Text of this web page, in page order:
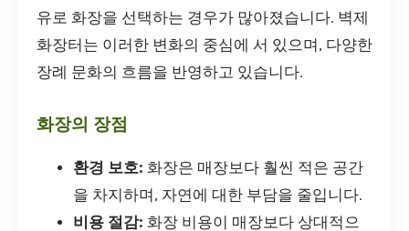
유로 화장을 선택하는 경우가 많아졌습니다. 벽제
화장터는 이러한 변화의 중심에 서 있으며, 다양한
장례 문화의 흐름을 반영하고 있습니다.
화장의 장점
환경 보호: 화장은 매장보다 훨씬 적은 공간
을 차지하며, 자연에 대한 부담을 줄입니다.
비용 절감: 화장 비용이 매장보다 상대적으